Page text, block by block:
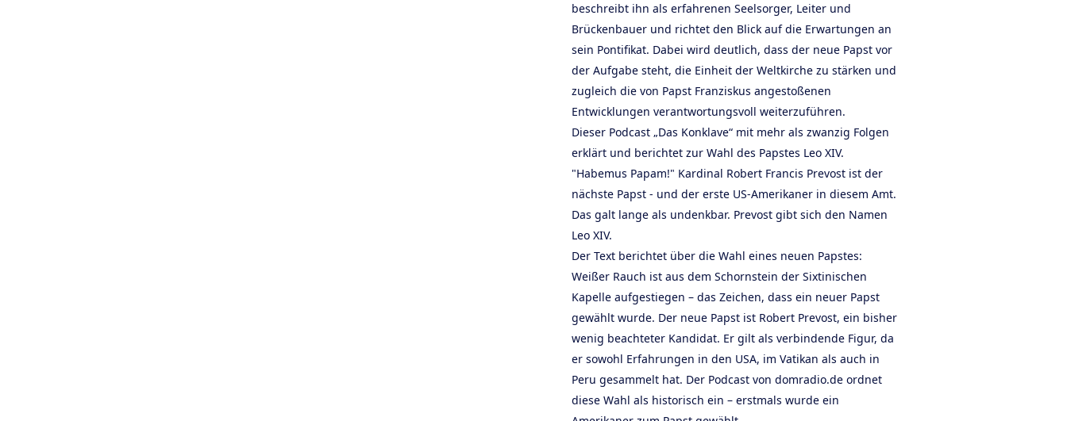
beschreibt ihn als erfahrenen Seelsorger, Leiter und
Brückenbauer und richtet den Blick auf die Erwartungen an
sein Pontifikat. Dabei wird deutlich, dass der neue Papst vor
der Aufgabe steht, die Einheit der Weltkirche zu stärken und
zugleich die von Papst Franziskus angestoßenen
Entwicklungen verantwortungsvoll weiterzuführen.
Dieser Podcast „Das Konklave“ mit mehr als zwanzig Folgen
erklärt und berichtet zur Wahl des Papstes Leo XIV.
"Habemus Papam!" Kardinal Robert Francis Prevost ist der
nächste Papst - und der erste US-Amerikaner in diesem Amt.
Das galt lange als undenkbar. Prevost gibt sich den Namen
Leo XIV.
Der Text berichtet über die Wahl eines neuen Papstes:
Weißer Rauch ist aus dem Schornstein der Sixtinischen
Kapelle aufgestiegen – das Zeichen, dass ein neuer Papst
gewählt wurde. Der neue Papst ist Robert Prevost, ein bisher
wenig beachteter Kandidat. Er gilt als verbindende Figur, da
er sowohl Erfahrungen in den USA, im Vatikan als auch in
Peru gesammelt hat. Der Podcast von domradio.de ordnet
diese Wahl als historisch ein – erstmals wurde ein